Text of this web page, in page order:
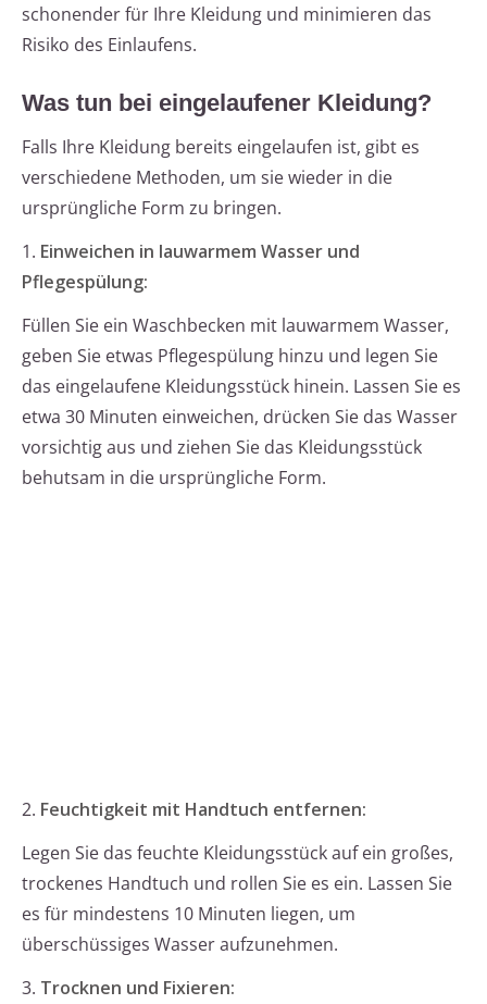
schonender für Ihre Kleidung und minimieren das
Risiko des Einlaufens.
Was tun bei eingelaufener Kleidung?
Falls Ihre Kleidung bereits eingelaufen ist, gibt es
verschiedene Methoden, um sie wieder in die
ursprüngliche Form zu bringen.
1. Einweichen in lauwarmem Wasser und
Pflegespülung:
Füllen Sie ein Waschbecken mit lauwarmem Wasser,
geben Sie etwas Pflegespülung hinzu und legen Sie
das eingelaufene Kleidungsstück hinein. Lassen Sie es
etwa 30 Minuten einweichen, drücken Sie das Wasser
vorsichtig aus und ziehen Sie das Kleidungsstück
behutsam in die ursprüngliche Form.
2. Feuchtigkeit mit Handtuch entfernen:
Legen Sie das feuchte Kleidungsstück auf ein großes,
trockenes Handtuch und rollen Sie es ein. Lassen Sie
es für mindestens 10 Minuten liegen, um
überschüssiges Wasser aufzunehmen.
3. Trocknen und Fixieren: